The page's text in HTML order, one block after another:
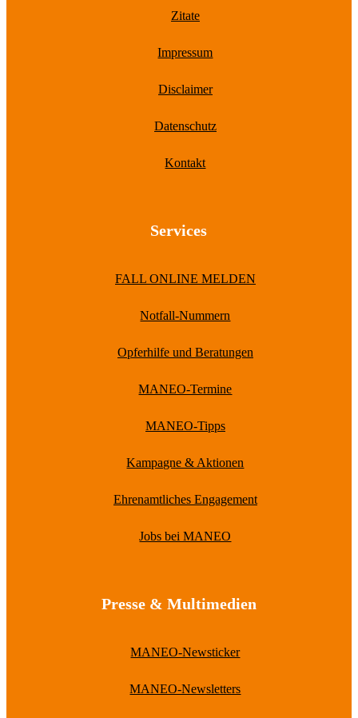
Zitate
Impressum
Disclaimer
Datenschutz
Kontakt
Services
FALL ONLINE MELDEN
Notfall-Nummern
Opferhilfe und Beratungen
MANEO-Termine
MANEO-Tipps
Kampagne & Aktionen
Ehrenamtliches Engagement
Jobs bei MANEO
Presse & Multimedien
MANEO-Newsticker
MANEO-Newsletters